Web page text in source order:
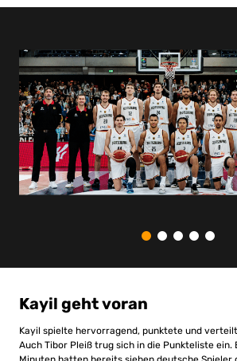
Kayil geht voran
Kayil spielte hervorragend, punktete und
Auch Tibor Pleiß trug sich in die Punkteliste ein.